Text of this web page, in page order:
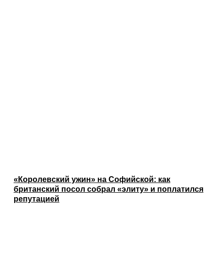
«Королевский ужин» на Софийской: как
британский посол собрал «элиту» и поплатился
репутацией